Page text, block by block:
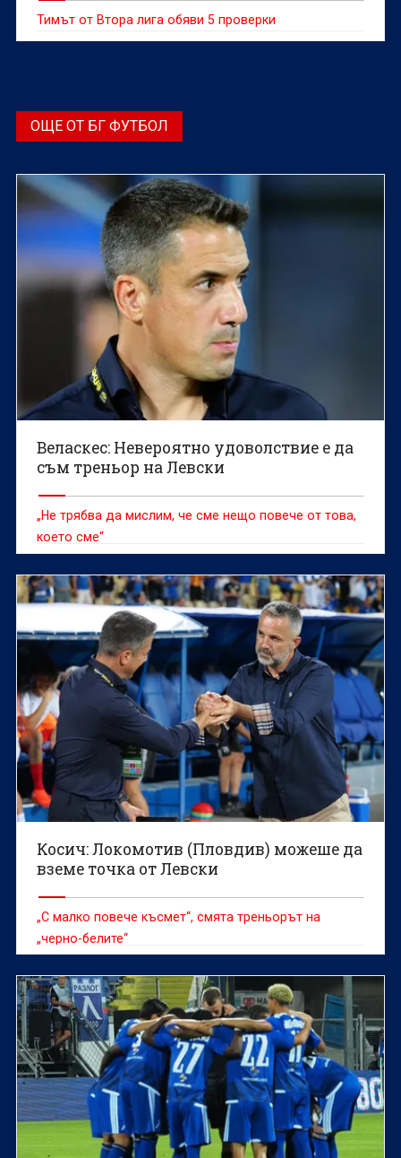
Тимът от Втора лига обяви 5 проверки
ОЩЕ ОТ БГ ФУТБОЛ
Веласкес: Невероятно удоволствие е да
съм треньор на Левски
„Не трябва да мислим, че сме нещо повече от това,
което сме“
Косич: Локомотив (Пловдив) можеше да
вземе точка от Левски
„С малко повече късмет“, смята треньорът на
„черно-белите“